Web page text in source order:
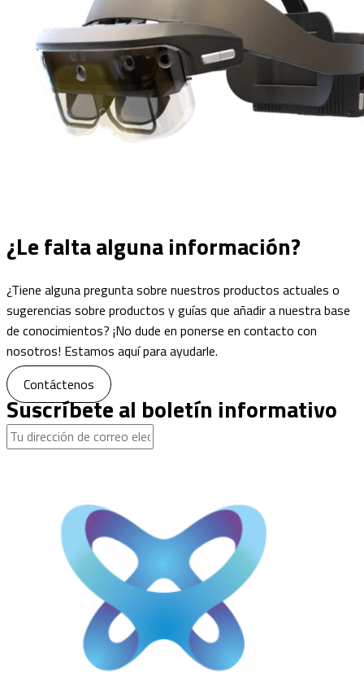
¿Le falta algunainformación?
¿Tiene alguna pregunta sobre nuestros productos actuales o
sugerencias sobre productos y guías que añadir a nuestra base
de conocimientos? ¡No dude en ponerse en contacto con
nosotros! Estamos aquí para ayudarle.
Contáctenos
Suscríbete al boletín informativo